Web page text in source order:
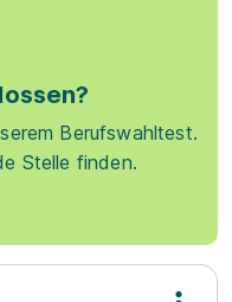
Berufswahltest.
Stelle finden.